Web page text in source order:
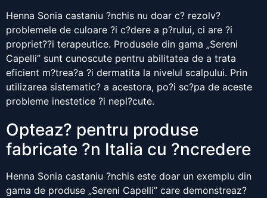
Henna Sonia castaniu ?nchis nu doar c? rezolv?
problemele de culoare ?i c?dere a p?rului, ci are ?i
propriet??i terapeutice. Produsele din gama „Sereni
Capelli” sunt cunoscute pentru abilitatea de a trata
eficient m?trea?a ?i dermatita la nivelul scalpului. Prin
utilizarea sistematic? a acestora, po?i sc?pa de aceste
probleme inestetice ?i nepl?cute.
Opteaz? pentru produse
fabricate ?n Italia cu ?ncredere
Henna Sonia castaniu ?nchis este doar un exemplu din
gama de produse „Sereni Capelli” care demonstreaz?